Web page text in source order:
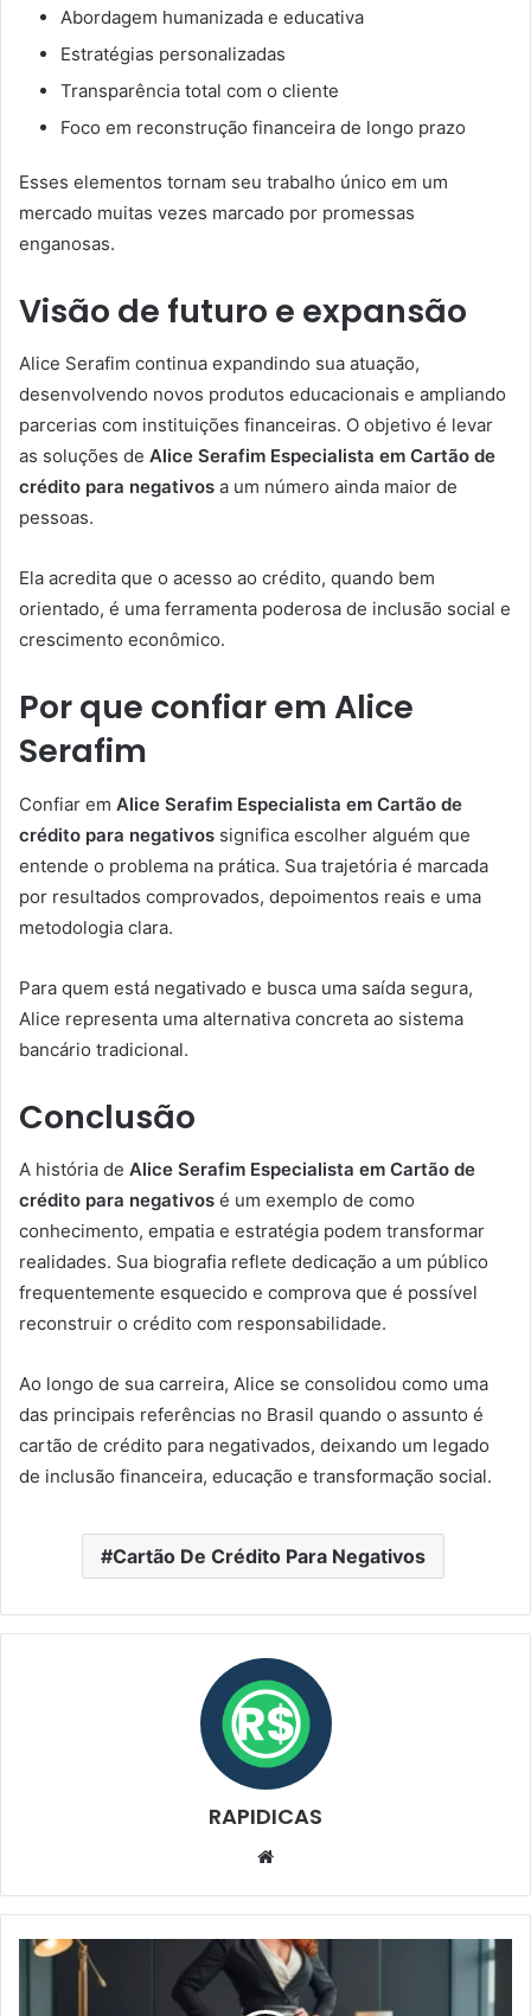
Abordagem humanizada e educativa
Estratégias personalizadas
Transparência total com o cliente
Foco em reconstrução financeira de longo prazo
Esses elementos tornam seu trabalho único em um
mercado muitas vezes marcado por promessas
enganosas.
Visão de futuro e expansão
Alice Serafim continua expandindo sua atuação,
desenvolvendo novos produtos educacionais e ampliando
parcerias com instituições financeiras. O objetivo é levar
as soluções de Alice Serafim Especialista em Cartão de
crédito para negativos a um número ainda maior de
pessoas.
Ela acredita que o acesso ao crédito, quando bem
orientado, é uma ferramenta poderosa de inclusão social e
crescimento econômico.
Por que confiar em Alice
Serafim
Confiar em Alice Serafim Especialista em Cartão de
crédito para negativos significa escolher alguém que
entende o problema na prática. Sua trajetória é marcada
por resultados comprovados, depoimentos reais e uma
metodologia clara.
Para quem está negativado e busca uma saída segura,
Alice representa uma alternativa concreta ao sistema
bancário tradicional.
Conclusão
A história de Alice Serafim Especialista em Cartão de
crédito para negativos é um exemplo de como
conhecimento, empatia e estratégia podem transformar
realidades. Sua biografia reflete dedicação a um público
frequentemente esquecido e comprova que é possível
reconstruir o crédito com responsabilidade.
Ao longo de sua carreira, Alice se consolidou como uma
das principais referências no Brasil quando o assunto é
cartão de crédito para negativados, deixando um legado
de inclusão financeira, educação e transformação social.
Cartão De Crédito Para Negativos
RAPIDICAS
Website